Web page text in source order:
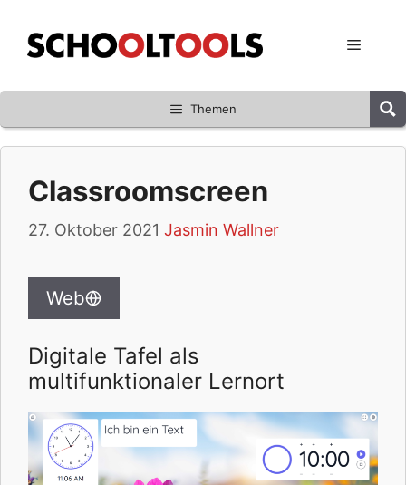
Inhalt
springen
Menü
Themen
Classroomscreen
27. Oktober 2021 Jasmin Wallner
Web
Digitale Tafel als
multifunktionaler Lernort